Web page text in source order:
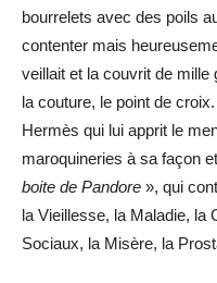
bourrelets avec des poils
contenter mais
veillait et la couvrit de mille
la couture, le point de
Hermès qui lui apprit le
maroquineries à sa façon
boite de Pandore », qui
la Vieillesse, la Maladie, la
Sociaux, la Misère, la